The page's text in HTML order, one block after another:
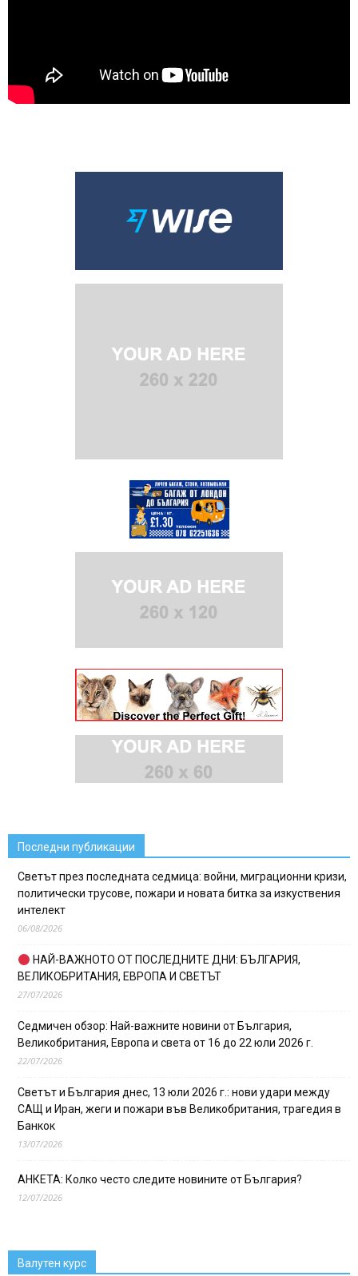
Последни публикации
Светът през последната седмица: войни, миграционни кризи,
политически трусове, пожари и новата битка за изкуствения
интелект
06/08/2026
НАЙ-ВАЖНОТО ОТ ПОСЛЕДНИТЕ ДНИ: БЪЛГАРИЯ,
ВЕЛИКОБРИТАНИЯ, ЕВРОПА И СВЕТЪТ
27/07/2026
Седмичен обзор: Най-важните новини от България,
Великобритания, Европа и света от 16 до 22 юли 2026 г.
22/07/2026
Светът и България днес, 13 юли 2026 г.: нови удари между
САЩ и Иран, жеги и пожари във Великобритания, трагедия в
Банкок
13/07/2026
АНКЕТА: Колко често следите новините от България?
12/07/2026
Валутен курс